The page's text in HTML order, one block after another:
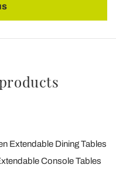
Extendable Dining Tables
Console Tables